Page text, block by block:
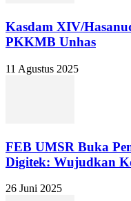
Kasdam XIV/
PKKMB Unhas
11 Agustus 2025
FEB UMSR Buka
Digitek: Wujudkan
26 Juni 2025